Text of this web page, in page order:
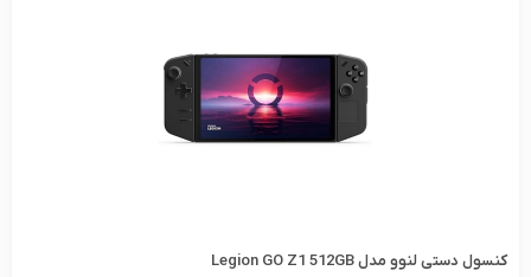
کنسول دستی لنوو مدل Legion GO Z1 512GB